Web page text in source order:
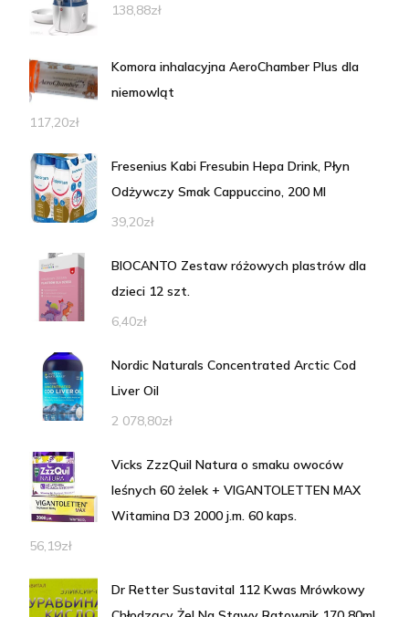
138,88zł
Komora inhalacyjna AeroChamber Plus dla
niemowląt
117,20zł
Fresenius Kabi Fresubin Hepa Drink, Płyn
Odżywczy Smak Cappuccino, 200 Ml
39,20zł
BIOCANTO Zestaw różowych plastrów dla
dzieci 12 szt.
6,40zł
Nordic Naturals Concentrated Arctic Cod
Liver Oil
2 078,80zł
Vicks ZzzQuil Natura o smaku owoców
leśnych 60 żelek + VIGANTOLETTEN MAX
Witamina D3 2000 j.m. 60 kaps.
56,19zł
Dr Retter Sustavital 112 Kwas Mrówkowy